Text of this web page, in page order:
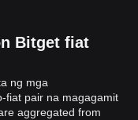
Bitget fiat
ng mga
fiat pair na magagamit
aggregated from